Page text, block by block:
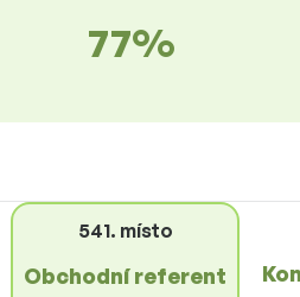
77%
541. místo
Obchodní referent